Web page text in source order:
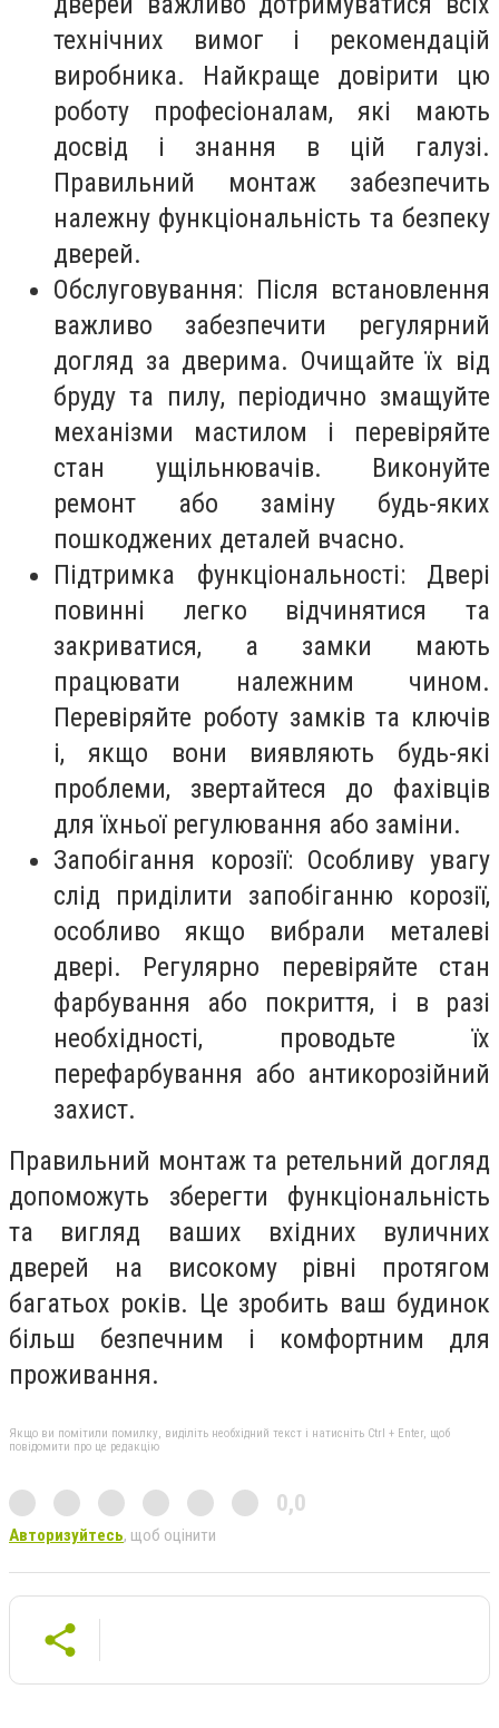
технічних вимог і рекомендацій
виробника. Найкраще довірити цю
роботу професіоналам, які мають
досвід і знання в цій галузі.
Правильний монтаж забезпечить
належну функціональність та безпеку
дверей.
Обслуговування: Після встановлення
важливо забезпечити регулярний
догляд за дверима. Очищайте їх від
бруду та пилу, періодично змащуйте
механізми мастилом і перевіряйте
стан ущільнювачів. Виконуйте
ремонт або заміну будь-яких
пошкоджених деталей вчасно.
Підтримка функціональності: Двері
повинні легко відчинятися та
закриватися, а замки мають
працювати належним чином.
Перевіряйте роботу замків та ключів
і, якщо вони виявляють будь-які
проблеми, звертайтеся до фахівців
для їхньої регулювання або заміни.
Запобігання корозії: Особливу увагу
слід приділити запобіганню корозії,
особливо якщо вибрали металеві
двері. Регулярно перевіряйте стан
фарбування або покриття, і в разі
необхідності, проводьте їх
перефарбування або антикорозійний
захист.
Правильний монтаж та ретельний догляд
допоможуть зберегти функціональність
та вигляд ваших вхідних вуличних
дверей на високому рівні протягом
багатьох років. Це зробить ваш будинок
більш безпечним і комфортним для
проживання.
Якщо ви помітили помилку, виділіть необхідний текст і натисніть Ctrl + Enter, щоб
повідомити про це редакцію
0,0
Авторизуйтесь, щоб оцінити